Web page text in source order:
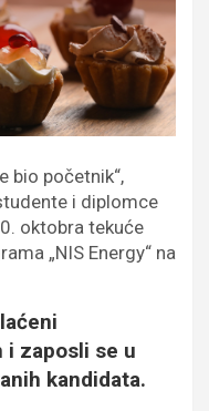
bio početnik“,
i diplomce
oktobra tekuće
„NIS Energy“ na
i zaposli se u
kandidata.